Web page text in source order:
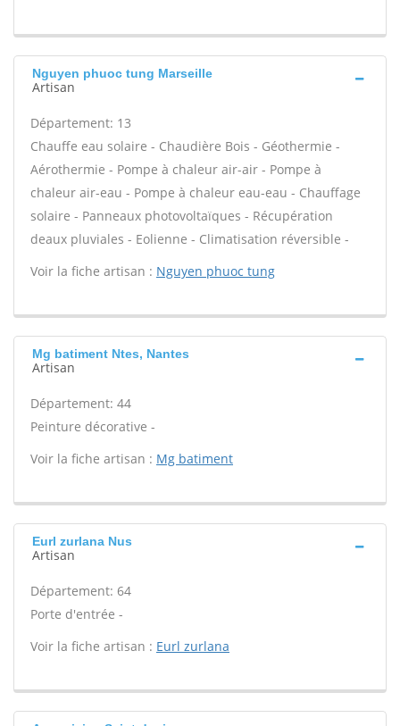
Nguyen phuoc tung Marseille
Artisan
Département: 13
Chauffe eau solaire - Chaudière Bois - Géothermie -
Aérothermie - Pompe à chaleur air-air - Pompe à
chaleur air-eau - Pompe à chaleur eau-eau - Chauffage
solaire - Panneaux photovoltaïques - Récupération
deaux pluviales - Eolienne - Climatisation réversible -
Voir la fiche artisan : Nguyen phuoc tung
Mg batiment Ntes, Nantes
Artisan
Département: 44
Peinture décorative -
Voir la fiche artisan : Mg batiment
Eurl zurlana Nus
Artisan
Département: 64
Porte d'entrée -
Voir la fiche artisan : Eurl zurlana